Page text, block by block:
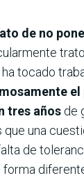
de no
tocado
tres años de
que una
de